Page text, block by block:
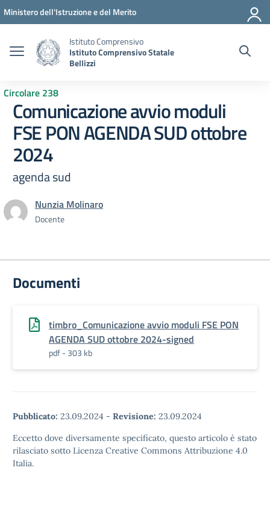
Vai ai contenuti
Vai al menu di navigazione
Vai al footer
Ministero dell'Istruzione e del Merito
Istituto Comprensivo
Istituto Comprensivo Statale
Bellizzi
Circolare 238
Comunicazione avvio moduli
FSE PON AGENDA SUD ottobre
2024
agenda sud
Nunzia Molinaro
Docente
Documenti
timbro_Comunicazione avvio moduli FSE PON
AGENDA SUD ottobre 2024-signed
pdf - 303 kb
Pubblicato: 23.09.2024 - Revisione: 23.09.2024
Eccetto dove diversamente specificato, questo articolo è stato
rilasciato sotto Licenza Creative Commons Attribuzione 4.0
Italia.